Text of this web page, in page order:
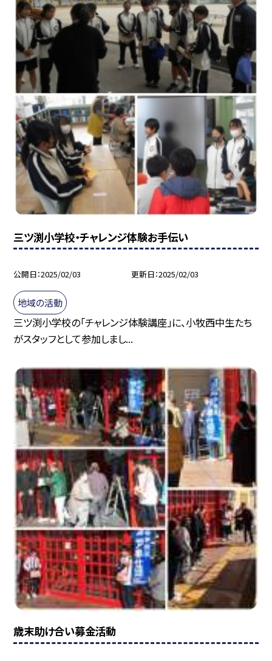
三ツ渕小学校・チャレンジ体験お手伝い
公開日 2025/02/03 更新日 2025/02/03
地域の活動
三ツ渕小学校の「チャレンジ体験講座」に、小牧西中生たち
がスタッフとして参加しまし...
歳末助け合い募金活動